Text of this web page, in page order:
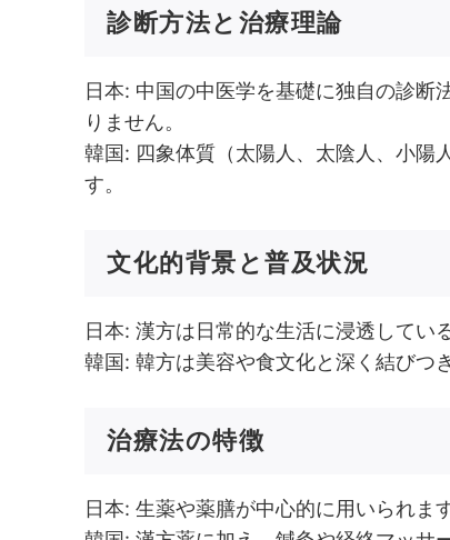
診断方法と治療理論
日本: 中国の中医学を基礎に独自の診断
りません。
韓国: 四象体質（太陽人、太陰人、小陽
す。
文化的背景と普及状況
日本: 漢方は日常的な生活に浸透してい
韓国: 韓方は美容や食文化と深く結びつ
治療法の特徴
日本: 生薬や薬膳が中心的に用いられます